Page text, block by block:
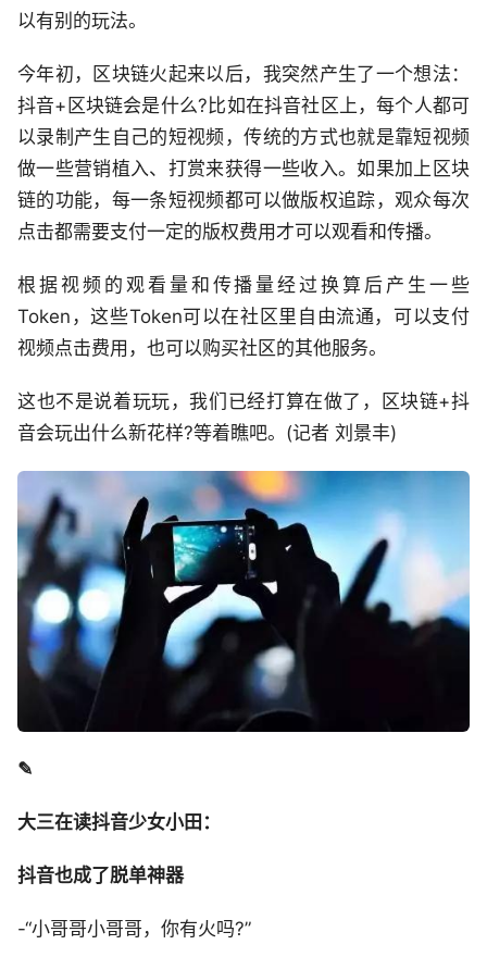
以有别的玩法。
今年初，区块链火起来以后，我突然产生了一个想法：
抖音+区块链会是什么?比如在抖音社区上，每个人都可
以录制产生自己的短视频，传统的方式也就是靠短视频
做一些营销植入、打赏来获得一些收入。如果加上区块
链的功能，每一条短视频都可以做版权追踪，观众每次
点击都需要支付一定的版权费用才可以观看和传播。
根据视频的观看量和传播量经过换算后产生一些
Token，这些Token可以在社区里自由流通，可以支付
视频点击费用，也可以购买社区的其他服务。
这也不是说着玩玩，我们已经打算在做了，区块链+抖
音会玩出什么新花样?等着瞧吧。(记者 刘景丰)
✎
大三在读抖音少女小田：
抖音也成了脱单神器
-“小哥哥小哥哥，你有火吗?”